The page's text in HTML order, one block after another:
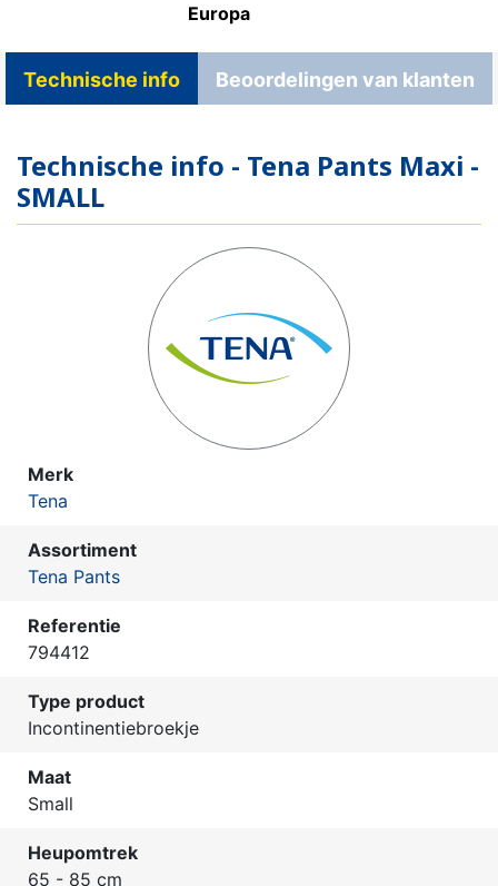
Europa
Technische info Beoordelingen van klanten
Technische info - Tena Pants Maxi -
SMALL
Merk
Tena
Assortiment
Tena Pants
Referentie
794412
Type product
Incontinentiebroekje
Maat
Small
Heupomtrek
65 - 85 cm